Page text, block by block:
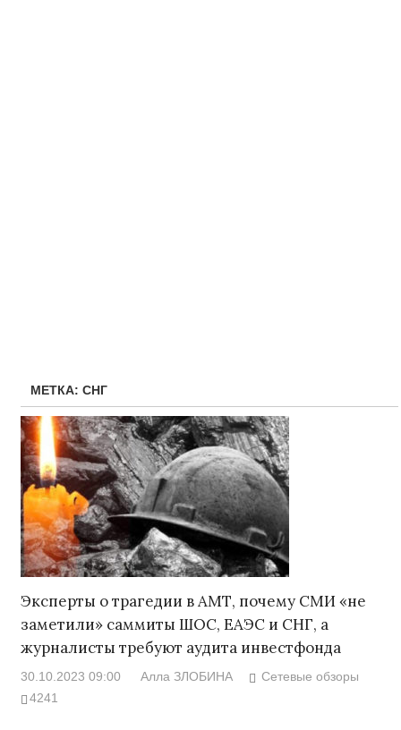
МЕТКА: СНГ
Эксперты о трагедии в АМТ, почему СМИ «не
заметили» саммиты ШОС, ЕАЭС и СНГ, а
журналисты требуют аудита инвестфонда
30.10.2023 09:00 Алла ЗЛОБИНА
Сетевые обзоры
4241